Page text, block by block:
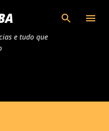
principal
e tudo que